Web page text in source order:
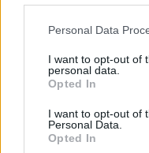
Please note that this
not limited to your visit
grant or deny consent
use your data for below
consent section.
Personal Data
I want to opt-out of
personal data.
Opted In
I want to opt-out of
Personal Data.
Opted In
mosjonerende
fortsetter:
– Disse flate
høyt tempo, og
herrerennet kanskje
noe som aldri er
rennnavnet betyr at